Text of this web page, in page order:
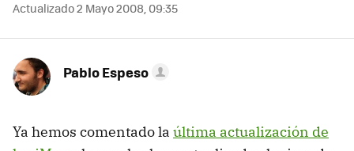
Actualizado 2 Mayo 2008, 09:35
Pablo Espeso
Ya hemos comentado la última actualización de